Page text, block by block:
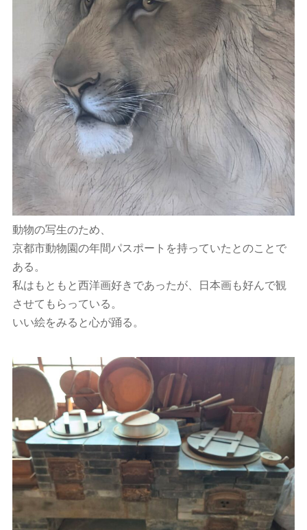
動物の写生のため、
京都市動物園の年間パスポートを持っていたとのことで
ある。
私はもともと西洋画好きであったが、日本画も好んで観
させてもらっている。
いい絵をみると心が踊る。